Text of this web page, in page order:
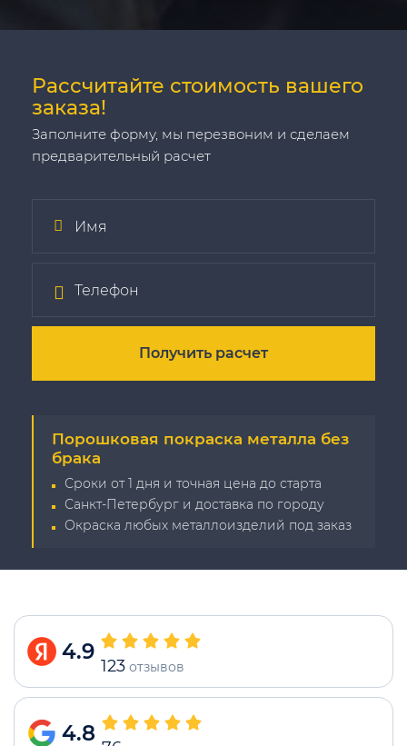
Рассчитайте стоимость вашего
заказа!
Заполните форму, мы перезвоним и сделаем
предварительный расчет
Получить расчет
Порошковая покраска металла без
брака
Сроки от 1 дня и точная цена до старта
Санкт-Петербург и доставка по городу
Окраска любых металлоизделий под заказ
4.9
123 отзывов
4.8